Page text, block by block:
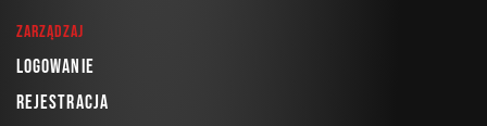
Zarządzaj
Logowanie
Rejestracja